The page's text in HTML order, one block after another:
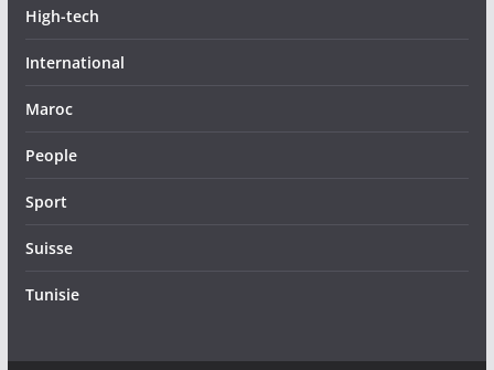
High-tech
International
Maroc
People
Sport
Suisse
Tunisie